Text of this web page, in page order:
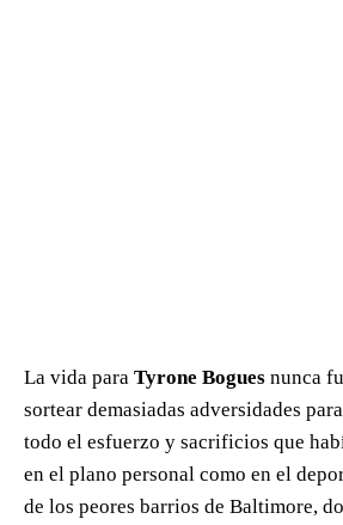
La vida para Tyrone Bogues nunca
sortear demasiadas adversidades
todo el esfuerzo y sacrificios que
en el plano personal como en el
de los peores barrios de Baltimore,